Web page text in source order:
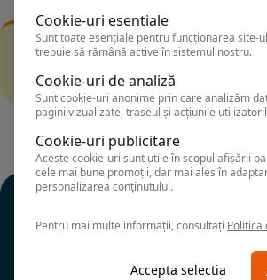
Filtrarea nu a returnat niciun
alte fitre.
Cookie-uri esentiale
Sunt toate esențiale pentru funcționarea site-
trebuie să rămână active în sistemul nostru.
Cookie-uri de analiză
Sunt cookie-uri anonime prin care analizăm
pagini vizualizate, traseul și acțiunile
Cookie-uri publicitare
Aceste cookie-uri sunt utile în scopul afișării
cele mai bune promoții, dar mai ales în
personalizarea conținutului.
Pentru mai multe informații, consultați Politica
Accepta selectia